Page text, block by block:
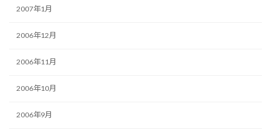
2007年1月
2006年12月
2006年11月
2006年10月
2006年9月